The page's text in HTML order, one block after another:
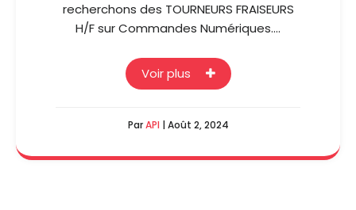
recherchons des TOURNEURS FRAISEURS
H/F sur Commandes Numériques.…
Voir plus
ParAPI | Août 2, 2024